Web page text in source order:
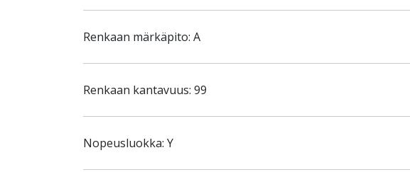
Renkaan märkäpito: A
Renkaan kantavuus: 99
Nopeusluokka: Y